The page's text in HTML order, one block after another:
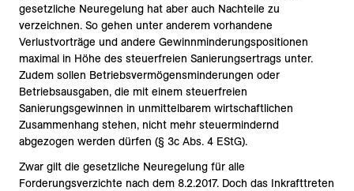
gesetzliche Neuregelung hat aber auch Nachteile zu
verzeichnen. So gehen unter anderem vorhandene
Verlustvorträge und andere Gewinnminderungspositionen
maximal in Höhe des steuerfreien Sanierungsertrags unter.
Zudem sollen Betriebsvermögensminderungen oder
Betriebsausgaben, die mit einem steuerfreien
Sanierungsgewinnen in unmittelbarem wirtschaftlichen
Zusammenhang stehen, nicht mehr steuermindernd
abgezogen werden dürfen (§ 3c Abs. 4 EStG).
Zwar gilt die gesetzliche Neuregelung für alle
Forderungsverzichte nach dem 8.2.2017. Doch das Inkrafttreten